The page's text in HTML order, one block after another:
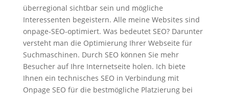
überregional sichtbar sein und mögliche
Interessenten begeistern. Alle meine Websites sind
onpage-SEO-optimiert. Was bedeutet SEO? Darunter
versteht man die Optimierung Ihrer Webseite für
Suchmaschinen. Durch SEO können Sie mehr
Besucher auf Ihre Internetseite holen. Ich biete
Ihnen ein technisches SEO in Verbindung mit
Onpage SEO für die bestmögliche Platzierung bei